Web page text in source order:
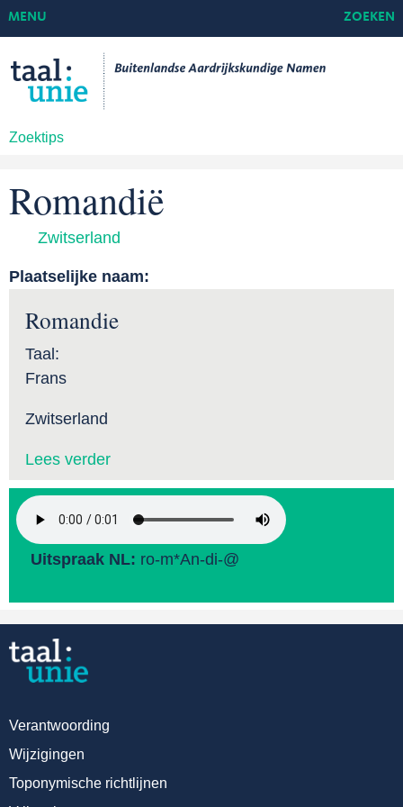
Zoektips
MENU ZOEKEN
Romandië
Zwitserland
Plaatselijke naam:
Romandie
Taal:
Frans
Zwitserland
Lees verder
Uitspraak NL: ro-m*An-di-@
Verantwoording
Wijzigingen
Toponymische richtlijnen